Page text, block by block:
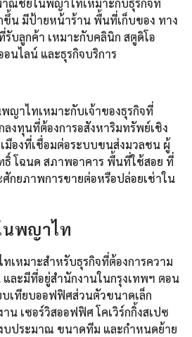
ณิชย์ในพญาไทเหมาะกับธุรกิจที่
น มีป้ายหน้าร้าน พื้นที่เก็บของ ทาง
บลูกค้า เหมาะกับคลินิก สตูดิโอ
นไลน์ และธุรกิจบริการ
ญาไทเหมาะกับเจ้าของธุรกิจที่
ลงทุนที่ต้องการอสังหาริมทรัพย์เชิง
มืองที่เชื่อมต่อระบบขนส่งมวลชน ผู้
ธิ์ โฉนด สภาพอาคาร พื้นที่ใช้สอย ที่
กยภาพการขายต่อหรือปล่อยเช่าใน
นพญาไท
เหมาะสำหรับธุรกิจที่ต้องการความ
ละมีที่อยู่สำนักงานในกรุงเทพฯ ตอน
บเทียบออฟฟิศส่วนตัวขนาดเล็ก
เซอร์วิสออฟฟิศ โคเวิร์กกิ้งสเปซ
ประมาณ ขนาดทีม และกำหนดย้าย